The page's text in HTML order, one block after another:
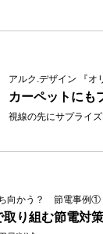
アルク.デザイン 『オ
カーペットにも
視線の先にサプライ
ち向かう？ 節電事例
り組む節電対策